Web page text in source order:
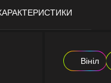
Вініл